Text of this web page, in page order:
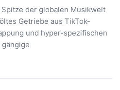
der globalen Musikwelt
Getriebe aus TikTok-
und hyper-spezifischen